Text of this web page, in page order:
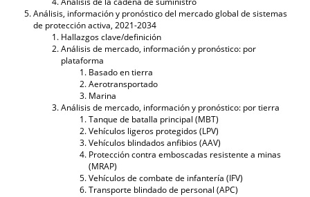
Análisis, información y pronóstico del mercado global de sistemas
de protección activa, 2021-2034
Hallazgos clave/definición
Análisis de mercado, información y pronóstico: por
plataforma
Basado en tierra
Aerotransportado
Marina
Análisis de mercado, información y pronóstico: por tierra
Tanque de batalla principal (MBT)
Vehículos ligeros protegidos (LPV)
Vehículos blindados anfibios (AAV)
Protección contra emboscadas resistente a minas
(MRAP)
Vehículos de combate de infantería (IFV)
Transporte blindado de personal (APC)